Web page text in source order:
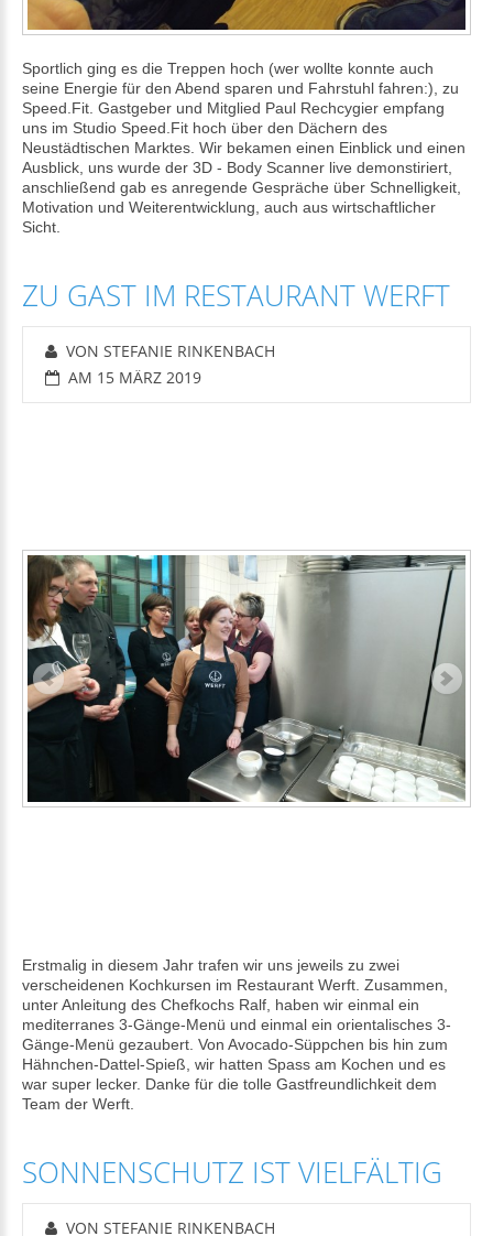
Sportlich ging es die Treppen hoch (wer wollte konnte auch
seine Energie für den Abend sparen und Fahrstuhl fahren:), zu
Speed.Fit. Gastgeber und Mitglied Paul Rechcygier empfang
uns im Studio Speed.Fit hoch über den Dächern des
Neustädtischen Marktes. Wir bekamen einen Einblick und einen
Ausblick, uns wurde der 3D - Body Scanner live demonstiriert,
anschließend gab es anregende Gespräche über Schnelligkeit,
Motivation und Weiterentwicklung, auch aus wirtschaftlicher
Sicht.
ZU GAST IM RESTAURANT WERFT
VON STEFANIE RINKENBACH
AM 15 MÄRZ 2019
Erstmalig in diesem Jahr trafen wir uns jeweils zu zwei
verscheidenen Kochkursen im Restaurant Werft. Zusammen,
unter Anleitung des Chefkochs Ralf, haben wir einmal ein
mediterranes 3-Gänge-Menü und einmal ein orientalisches 3-
Gänge-Menü gezaubert. Von Avocado-Süppchen bis hin zum
Hähnchen-Dattel-Spieß, wir hatten Spass am Kochen und es
war super lecker. Danke für die tolle Gastfreundlichkeit dem
Team der Werft.
SONNENSCHUTZ IST VIELFÄLTIG
VON STEFANIE RINKENBACH